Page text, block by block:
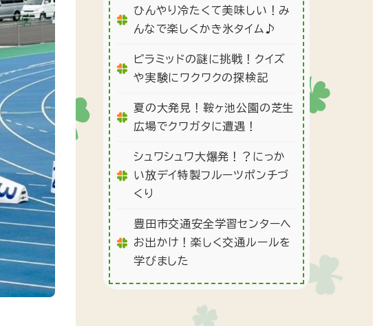
ひんやり冷たくて美味しい！み
んなで楽しくかき氷タイム♪
ピラミッドの謎に挑戦！クイズ
や実験にワクワクの探検記
夏の大発見！鞍ヶ池公園の芝生
広場でクワガタに遭遇！
シュワシュワ大爆発！？にっか
い放デイ特製フルーツポンチづ
くり
豊田市交通安全学習センターへ
お出かけ！楽しく交通ルールを
学びました